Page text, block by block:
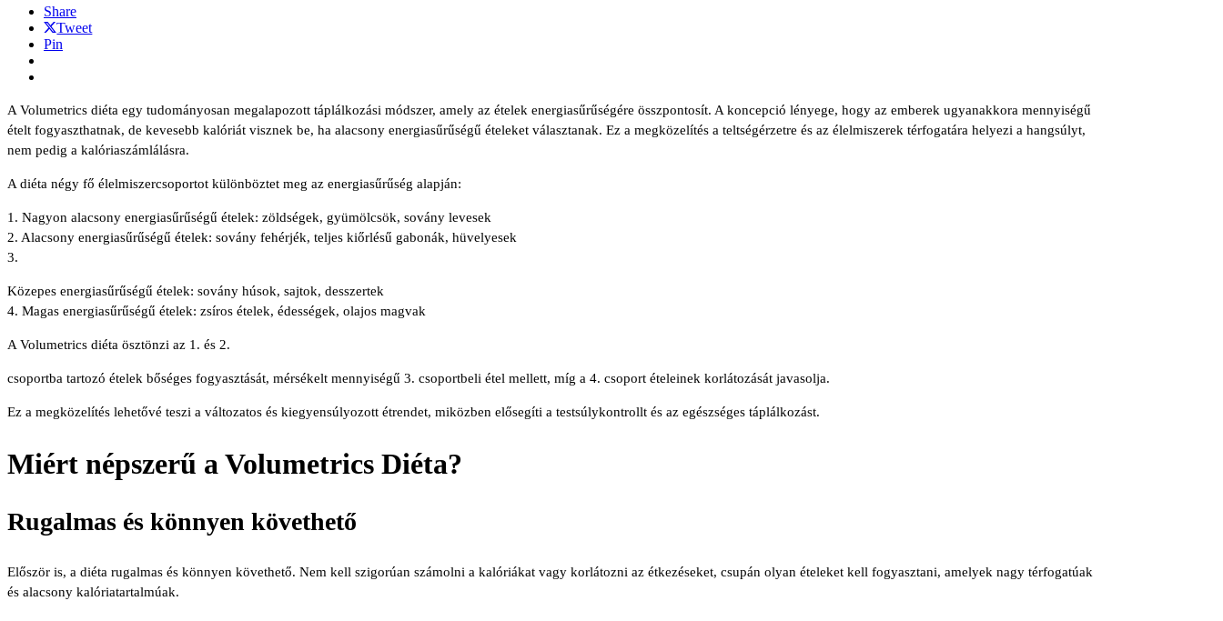
Share
Tweet
Pin
A Volumetrics diéta egy tudományosan megalapozott táplálkozási módszer, amely az ételek energiasűrűségére összpontosít. A koncepció lényege, hogy az emberek ugyanakkora mennyiségű
ételt fogyaszthatnak, de kevesebb kalóriát visznek be, ha alacsony energiasűrűségű ételeket választanak. Ez a megközelítés a teltségérzetre és az élelmiszerek térfogatára helyezi a hangsúlyt,
nem pedig a kalóriaszámlálásra.
A diéta négy fő élelmiszercsoportot különböztet meg az energiasűrűség alapján:
1. Nagyon alacsony energiasűrűségű ételek: zöldségek, gyümölcsök, sovány levesek
2. Alacsony energiasűrűségű ételek: sovány fehérjék, teljes kiőrlésű gabonák, hüvelyesek
3.
Közepes energiasűrűségű ételek: sovány húsok, sajtok, desszertek
4. Magas energiasűrűségű ételek: zsíros ételek, édességek, olajos magvak
A Volumetrics diéta ösztönzi az 1. és 2.
csoportba tartozó ételek bőséges fogyasztását, mérsékelt mennyiségű 3. csoportbeli étel mellett, míg a 4. csoport ételeinek korlátozását javasolja.
Ez a megközelítés lehetővé teszi a változatos és kiegyensúlyozott étrendet, miközben elősegíti a testsúlykontrollt és az egészséges táplálkozást.
Miért népszerű a Volumetrics Diéta?
Rugalmas és könnyen követhető
Először is, a diéta rugalmas és könnyen követhető. Nem kell szigorúan számolni a kalóriákat vagy korlátozni az étkezéseket, csupán olyan ételeket kell fogyasztani, amelyek nagy térfogatúak
és alacsony kalóriatartalmúak.